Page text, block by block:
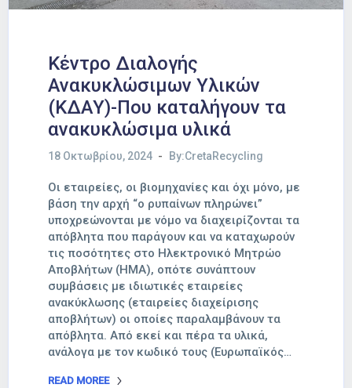
Κέντρο Διαλογής
Ανακυκλώσιμων Υλικών
(ΚΔΑΥ)-Που καταλήγουν τα
ανακυκλώσιμα υλικά
18 Οκτωβρίου, 2024 By:CretaRecycling
Οι εταιρείες, οι βιομηχανίες και όχι μόνο, με
βάση την αρχή “ο ρυπαίνων πληρώνει”
υποχρεώνονται με νόμο να διαχειρίζονται τα
απόβλητα που παράγουν και να καταχωρούν
τις ποσότητες στο Ηλεκτρονικό Μητρώο
Αποβλήτων (ΗΜΑ), οπότε συνάπτουν
συμβάσεις με ιδιωτικές εταιρείες
ανακύκλωσης (εταιρείες διαχείρισης
αποβλήτων) οι οποίες παραλαμβάνουν τα
απόβλητα. Από εκεί και πέρα τα υλικά,
ανάλογα με τον κωδικό τους (Ευρωπαϊκός…
READ MOREE